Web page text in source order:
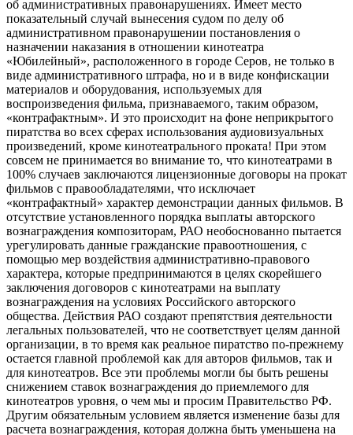
об административных правонарушениях. Имеет место
показательный случай вынесения судом по делу об
административном правонарушении постановления о
назначении наказания в отношении кинотеатра
«Юбилейный», расположенного в городе Серов, не только в
виде административного штрафа, но и в виде конфискации
материалов и оборудования, используемых для
воспроизведения фильма, признаваемого, таким образом,
«контрафактным». И это происходит на фоне неприкрытого
пиратства во всех сферах использования аудиовизуальных
произведений, кроме кинотеатрального проката! При этом
совсем не принимается во внимание то, что кинотеатрами в
100% случаев заключаются лицензионные договоры на прокат
фильмов с правообладателями, что исключает
«контрафактный» характер демонстрации данных фильмов. В
отсутствие установленного порядка выплаты авторского
вознаграждения композиторам, РАО необоснованно пытается
урегулировать данные гражданские правоотношения, с
помощью мер воздействия административно-правового
характера, которые предпринимаются в целях скорейшего
заключения договоров с кинотеатрами на выплату
вознаграждения на условиях Российского авторского
общества. Действия РАО создают препятствия деятельности
легальных пользователей, что не соответствует целям данной
организации, в то время как реальное пиратство по-прежнему
остается главной проблемой как для авторов фильмов, так и
для кинотеатров. Все эти проблемы могли бы быть решены
снижением ставок вознаграждения до приемлемого для
кинотеатров уровня, о чем мы и просим Правительство РФ.
Другим обязательным условием является изменение базы для
расчета вознаграждения, которая должна быть уменьшена на